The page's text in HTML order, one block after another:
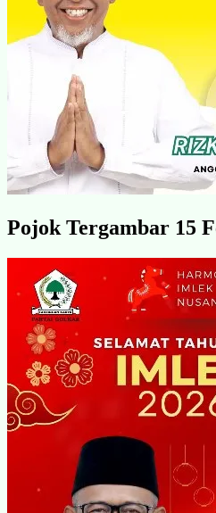
Pojok Tergambar 15